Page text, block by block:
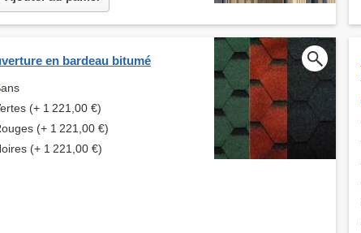
en bardeau bitumé
(+ 1 221,00 €)
(+ 1 221,00 €)
(+ 1 221,00 €)